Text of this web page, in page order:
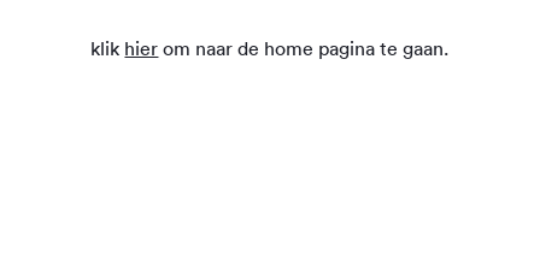
klik hier om naar de home pagina te gaan.